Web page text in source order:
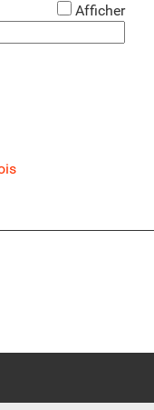
Afficher